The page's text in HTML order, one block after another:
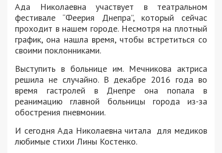
Ада Николаевна участвует в театральном
фестивале “Феерия Днепра”, который сейчас
проходит в нашем городе. Несмотря на плотный
график, она нашла время, чтобы встретиться со
своими поклонниками.
Выступить в больнице им. Мечникова актриса
решила не случайно. В декабре 2016 года во
время гастролей в Днепре она попала в
реанимацию главной больницы города из-за
обострения пневмонии.
И сегодня Ада Николаевна читала для медиков
любимые стихи Лины Костенко.